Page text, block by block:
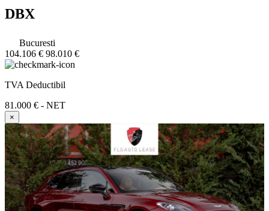
DBX
Bucuresti
104.106 € 98.010 €
TVA Deductibil
81.000 € - NET
×